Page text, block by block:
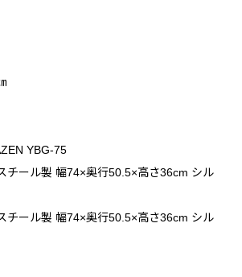
YBG-75
チール製 幅74×奥行50.5×高さ36cm シル
チール製 幅74×奥行50.5×高さ36cm シル